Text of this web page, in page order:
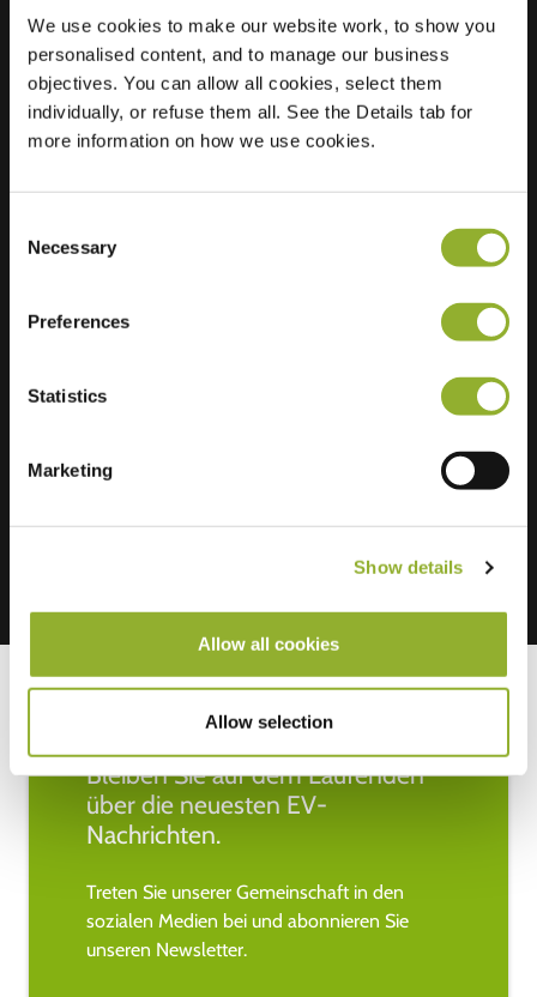
We use cookies to make our website work, to show you
personalised content, and to manage our business
objectives. You can allow all cookies, select them
individually, or refuse them all. See the Details tab for
more information on how we use cookies.
Selection
Necessary
Preferences
Statistics
Marketing
Show details
Allow all cookies
Allow selection
Standort
Speenkruid 52
3718 SJ Voorthuizen
Niederlande
Bleiben Sie auf dem Laufenden
über die neuesten EV-
Nachrichten.
Treten Sie unserer Gemeinschaft in den
sozialen Medien bei und abonnieren Sie
unseren Newsletter.